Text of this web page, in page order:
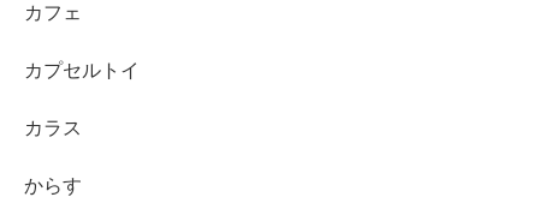
カフェ
カプセルトイ
カラス
からす